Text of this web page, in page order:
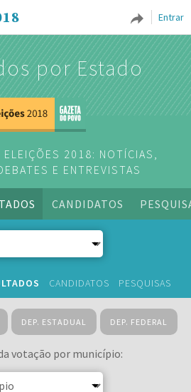
Entrar
por Estado
ELEIÇÕES 2018: NOTÍCIAS,
E ENTREVISTAS
CANDIDATOS
CANDIDATOS PESQUISAS
DEP. ESTADUAL DEP. FEDERAL
votação por município: